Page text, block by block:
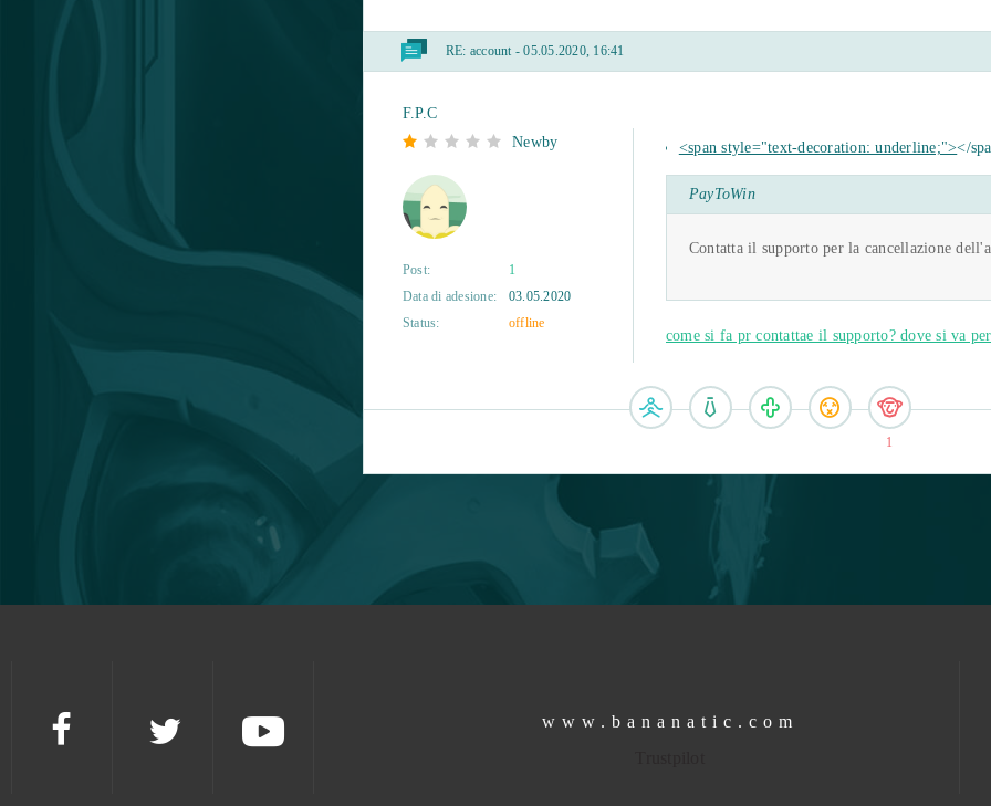
RE: account - 05.05.2020, 16:41
F.P.C
Newby
Post:
1
Data di adesione:
03.05.2020
Status:
offline
<span style="text-decoration: underline;"></
PayToWin
Contatta il supporto per la cancellazione
come si fa pr contattae il supporto? dove si va
1
www.bananatic.com